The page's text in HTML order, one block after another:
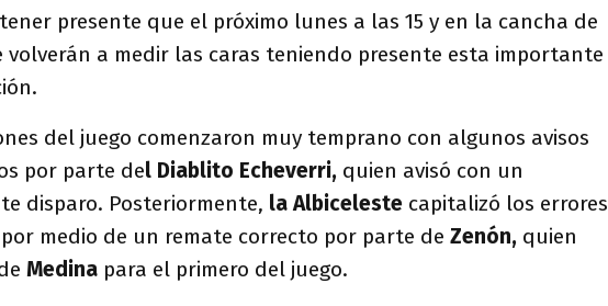
presente que el próximo lunes a las 15 y en la cancha de
volverán a medir las caras teniendo presente esta importante
del juego comenzaron muy temprano con algunos avisos
por parte del Diablito Echeverri, quien avisó con un
disparo. Posteriormente, la Albiceleste capitalizó los errores
medio de un remate correcto por parte de Zenón, quien
Medina para el primero del juego.